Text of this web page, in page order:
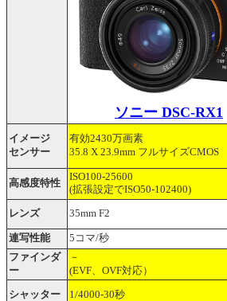
ソニー DSC-RX1
イメージ
センサー
有効2430万画素
35.8 X 23.9mm フルサイズCMOS
高感度特性
ISO100-25600
(拡張設定でISO50-102400)
レンズ 35mm F2
連写性能
5コマ/秒
ファインダ
ー
－
(EVF、OVF対応）
シャッター 1/4000-30秒